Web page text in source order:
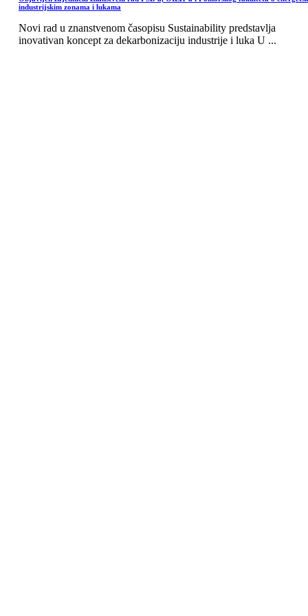
industrijskim zonama i lukama
Novi rad u znanstvenom časopisu Sustainability predstavlja
inovativan koncept za dekarbonizaciju industrije i luka U ...